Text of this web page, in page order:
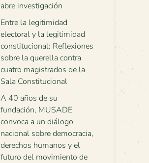
abre investigación
Entre la legitimidad
electoral y la legitimidad
constitucional: Reflexiones
sobre la querella contra
cuatro magistrados de la
Sala Constitucional
A 40 años de su
fundación, MUSADE
convoca a un diálogo
nacional sobre democracia,
derechos humanos y el
futuro del movimiento de